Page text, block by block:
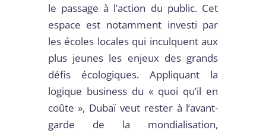
le passage à l’action du public. Cet
espace est notamment investi par
les écoles locales qui inculquent aux
plus jeunes les enjeux des grands
défis écologiques. Appliquant la
logique business du « quoi qu’il en
coûte », Dubaï veut rester à l’avant-
garde de la mondialisation,